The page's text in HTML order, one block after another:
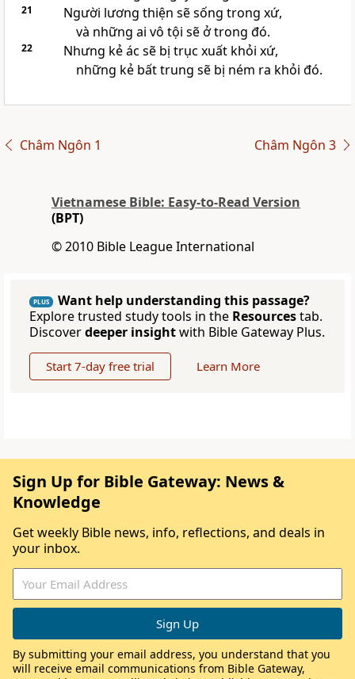
21
Người lương thiện sẽ sống trong xứ,
và những ai vô tội sẽ ở trong đó.
22
Nhưng kẻ ác sẽ bị trục xuất khỏi xứ,
những kẻ bất trung sẽ bị ném ra khỏi đó.
Châm Ngôn 1 Châm Ngôn 3
Vietnamese Bible: Easy-to-Read Version
(BPT)
© 2010 Bible League International
PLUS
Want help understanding this passage?
Explore trusted study tools in the Resourcestab.
Discoverdeeper insightwith Bible Gateway Plus.
Start 7-day free trial Learn More
Sign Up for Bible Gateway: News &
Knowledge
Get weekly Bible news, info, reflections, and deals in
your inbox.
By submitting your email address, you understand that you
will receive email communications from Bible Gateway,